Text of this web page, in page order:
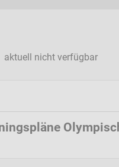
aktuell nicht verfügbar